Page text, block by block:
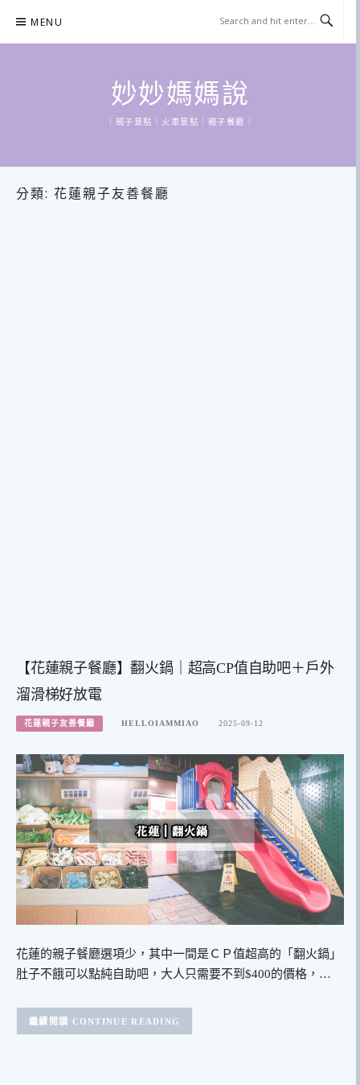
content
MENU
妙妙媽媽說
｜親子景點｜火車景點｜親子餐廳｜
分類: 花蓮親子友善餐廳
【花蓮親子餐廳】翻火鍋｜超高CP值自助吧＋戶外
溜滑梯好放電
花蓮親子友善餐廳 HELLOIAMMIAO 2025-09-12
花蓮的親子餐廳選項少，其中一間是ＣＰ值超高的「翻火鍋」
肚子不餓可以點純自助吧，大人只需要不到$400的價格，…
CONTINUE READING